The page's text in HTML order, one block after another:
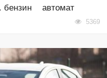
бензин автомат
5369